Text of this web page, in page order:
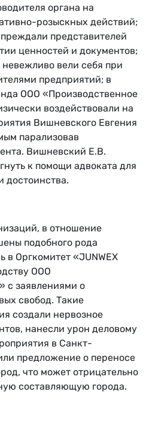
органа на
розыскных действий;
представителей
ценностей и документов;
вели себя при
предприятий; в
ООО «Производственное
воздействовали на
Вишневского Евгения
парализовав
Вишневский Е.В.
к помощи адвоката для
достоинства.
в отношение
подобного рода
в Оргкомитет «JUNWEX
ООО
с заявлениями о
свобод. Такие
создали нервозное
нанесли урон деловому
в Санкт-
предложение о переносе
что может отрицательно
составляющую города.